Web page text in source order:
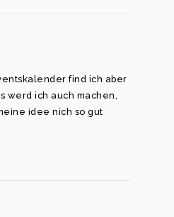
find ich aber
werd ich auch machen,
idee nich so gut